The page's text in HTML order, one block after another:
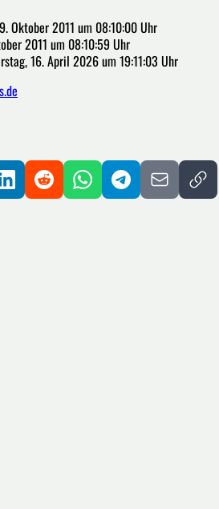
Oktober 2011 um 08:10:00 Uhr
2011 um 08:10:59 Uhr
16. April 2026 um 19:11:03 Uhr